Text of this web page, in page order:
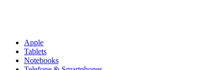
Apple
Tablets
Notebooks